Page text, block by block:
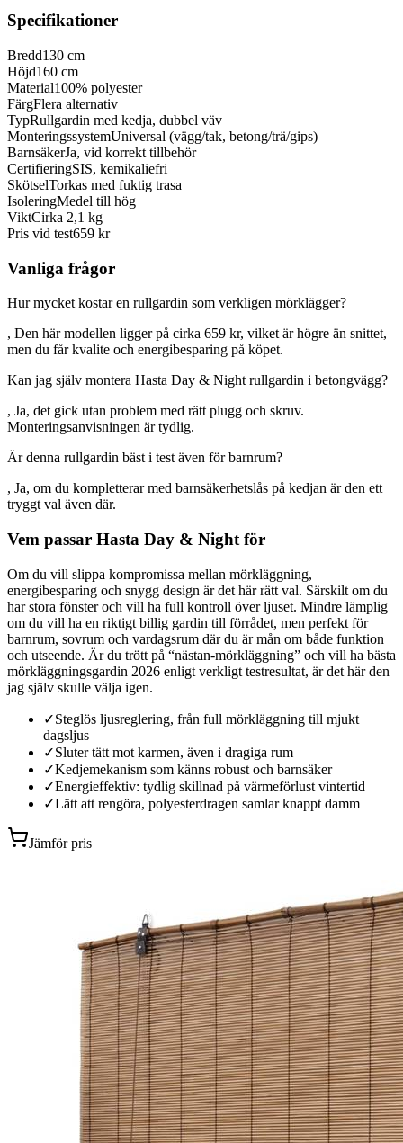
Specifikationer
Bredd130 cm
Höjd160 cm
Material100% polyester
FärgFlera alternativ
TypRullgardin med kedja, dubbel väv
MonteringssystemUniversal (vägg/tak, betong/trä/gips)
BarnsäkerJa, vid korrekt tillbehör
CertifieringSIS, kemikaliefri
SkötselTorkas med fuktig trasa
IsoleringMedel till hög
ViktCirka 2,1 kg
Pris vid test659 kr
Vanliga frågor
Hur mycket kostar en rullgardin som verkligen mörklägger?
, Den här modellen ligger på cirka 659 kr, vilket är högre än snittet,
men du får kvalite och energibesparing på köpet.
Kan jag själv montera Hasta Day & Night rullgardin i betongvägg?
, Ja, det gick utan problem med rätt plugg och skruv.
Monteringsanvisningen är tydlig.
Är denna rullgardin bäst i test även för barnrum?
, Ja, om du kompletterar med barnsäkerhetslås på kedjan är den ett
tryggt val även där.
Vem passar Hasta Day & Night för
Om du vill slippa kompromissa mellan mörkläggning,
energibesparing och snygg design är det här rätt val. Särskilt om du
har stora fönster och vill ha full kontroll över ljuset. Mindre lämplig
om du vill ha en riktigt billig gardin till förrådet, men perfekt för
barnrum, sovrum och vardagsrum där du är mån om både funktion
och utseende. Är du trött på “nästan-mörkläggning” och vill ha bästa
mörkläggningsgardin 2026 enligt verkligt testresultat, är det här den
jag själv skulle välja igen.
✓Steglös ljusreglering, från full mörkläggning till mjukt
dagsljus
✓Sluter tätt mot karmen, även i dragiga rum
✓Kedjemekanism som känns robust och barnsäker
✓Energieffektiv: tydlig skillnad på värmeförlust vintertid
✓Lätt att rengöra, polyesterdragen samlar knappt damm
Jämför pris